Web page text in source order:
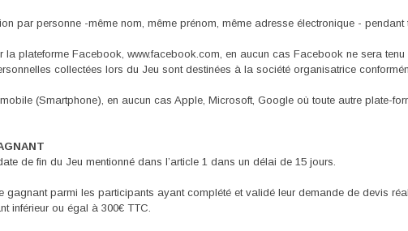
par personne -même nom, même prénom, même adresse électronique -
la plateforme Facebook, www.facebook.com, en aucun cas Facebook ne sera
collectées lors du Jeu sont destinées à la société organisatrice
(Smartphone), en aucun cas Apple, Microsoft, Google où toute autre plate-
de fin du Jeu mentionné dans l’article 1 dans un délai de 15 jours.
gagnant parmi les participants ayant complété et validé leur demande de devis
inférieur ou égal à 300€ TTC.